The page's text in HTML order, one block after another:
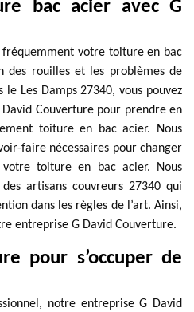
bac acier avec G
fréquemment votre toiture en bac
des rouilles et les problèmes de
Les Damps 27340, vous pouvez
Couverture pour prendre en
toiture en bac acier. Nous
faire nécessaires pour changer
toiture en bac acier. Nous
artisans couvreurs 27340 qui
dans les règles de l’art. Ainsi,
entreprise G David Couverture.
pour s’occuper de
notre entreprise G David